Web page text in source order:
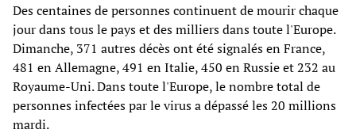
Des centaines de personnes continuent de mourir chaque
jour dans tous le pays et des milliers dans toute l'Europe.
Dimanche, 371 autres décès ont été signalés en France,
481 en Allemagne, 491 en Italie, 450 en Russie et 232 au
Royaume-Uni. Dans toute l'Europe, le nombre total de
personnes infectées par le virus a dépassé les 20 millions
mardi.